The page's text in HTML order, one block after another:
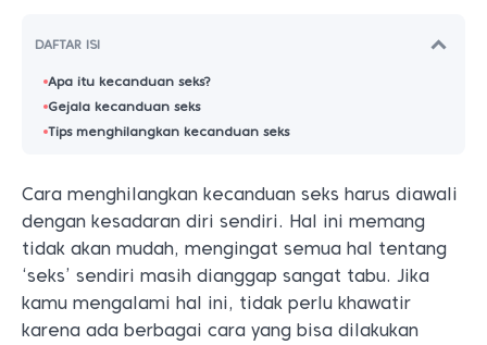
DAFTAR ISI
Apa itu kecanduan seks?
Gejala kecanduan seks
Tips menghilangkan kecanduan seks
Cara menghilangkan kecanduan seks harus diawali
dengan kesadaran diri sendiri. Hal ini memang
tidak akan mudah, mengingat semua hal tentang
‘seks’ sendiri masih dianggap sangat tabu. Jika
kamu mengalami hal ini, tidak perlu khawatir
karena ada berbagai cara yang bisa dilakukan